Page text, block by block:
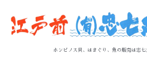
ホンビノス貝、はまぐり、魚の販売は忠七